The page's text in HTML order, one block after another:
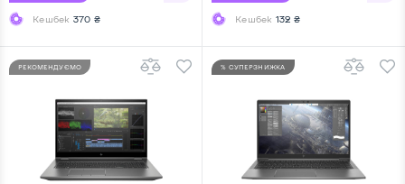
Кешбек 370 ₴ Кешбек 132 ₴
РЕКОМЕНДУЄМО % СУПЕРЗНИЖКА